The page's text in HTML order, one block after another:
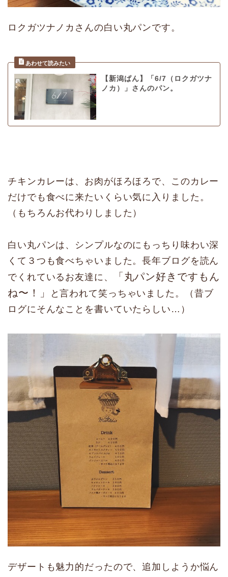
ロクガツナノカさんの白い丸パンです。
【新潟ぱん】「6/7（ロクガツナ
ノカ）」さんのパン。
チキンカレーは、お肉がほろほろで、このカレー
だけでも食べに来たいくらい気に入りました。
（もちろんお代わりしました）
白い丸パンは、シンプルなのにもっちり味わい深
くて３つも食べちゃいました。長年ブログを読ん
でくれているお友達に、
「丸パン好きですもん
ね〜！」
と言われて笑っちゃいました。（昔ブ
ログにそんなことを書いていたらしい…）
デザートも魅力的だったので、追加しようか悩ん